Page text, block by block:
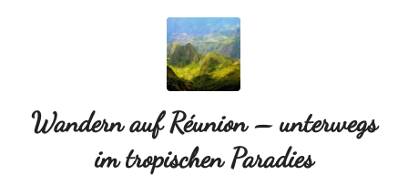
Wandern auf Réunion – unterwegs
im tropischen Paradies